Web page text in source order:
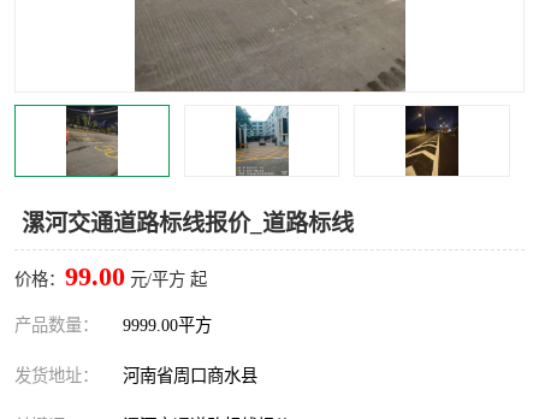
漯河交通道路标线报价_道路标线
价格： 99.00 元/平方 起
产品数量： 9999.00平方
发货地址： 河南省周口商水县